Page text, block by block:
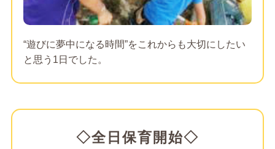
“遊びに夢中になる時間”をこれからも大切にしたい
と思う1日でした。
◇全日保育開始◇